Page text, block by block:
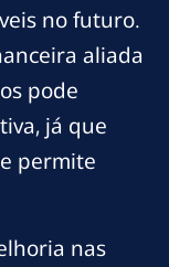
no futuro.
aliada
pode
já que
permite
nas